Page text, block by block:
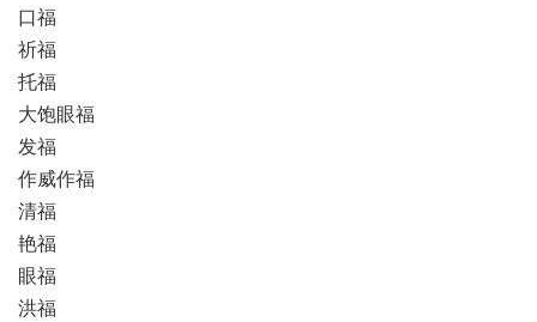
口福
祈福
托福
大饱眼福
发福
作威作福
清福
艳福
眼福
洪福